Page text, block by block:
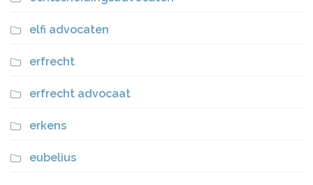
elfi advocaten
erfrecht
erfrecht advocaat
erkens
eubelius